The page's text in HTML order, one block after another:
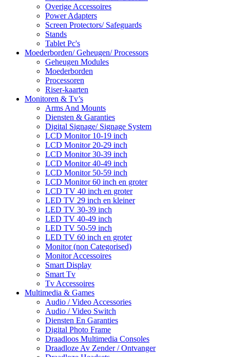
Overige Accessoires
Power Adapters
Screen Protectors/ Safeguards
Stands
Tablet Pc's
Moederborden/ Geheugen/ Processors
Geheugen Modules
Moederborden
Processoren
Riser-kaarten
Monitoren & Tv’s
Arms And Mounts
Diensten & Garanties
Digital Signage/ Signage System
LCD Monitor 10-19 inch
LCD Monitor 20-29 inch
LCD Monitor 30-39 inch
LCD Monitor 40-49 inch
LCD Monitor 50-59 inch
LCD Monitor 60 inch en groter
LCD TV 40 inch en groter
LED TV 29 inch en kleiner
LED TV 30-39 inch
LED TV 40-49 inch
LED TV 50-59 inch
LED TV 60 inch en groter
Monitor (non Categorised)
Monitor Accessoires
Smart Display
Smart Tv
Tv Accessoires
Multimedia & Games
Audio / Video Accessories
Audio / Video Switch
Diensten En Garanties
Digital Photo Frame
Draadloos Multimedia Consoles
Draadloze Av Zender / Ontvanger